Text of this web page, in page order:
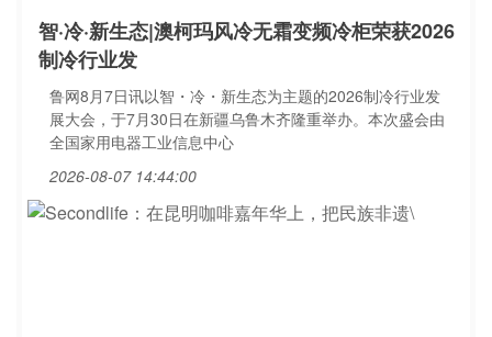
智·冷·新生态|澳柯玛风冷无霜变频冷柜荣获2026
制冷行业发
鲁网8月7日讯以智・冷・新生态为主题的2026制冷行业发
展大会，于7月30日在新疆乌鲁木齐隆重举办。本次盛会由
全国家用电器工业信息中心
2026-08-07 14:44:00